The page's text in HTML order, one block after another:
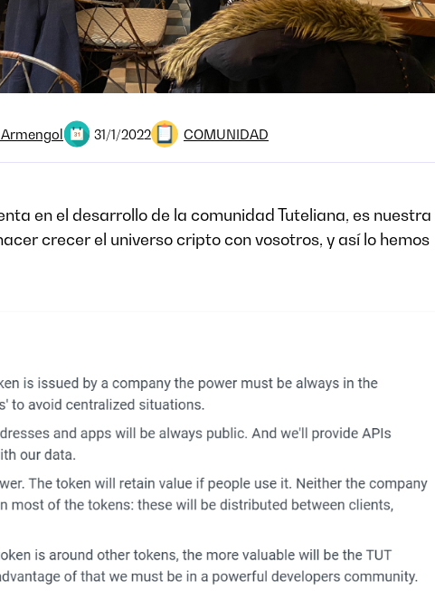
31/1/2022 COMUNIDAD
en el desarrollo de la comunidad Tuteliana, es nuestra
crecer el universo cripto con vosotros, y así lo hemos